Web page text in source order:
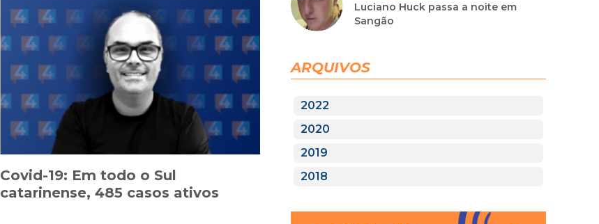
Covid-19: Em todo o Sul
catarinense, 485 casos ativos
Luciano Huck passa a noite em
Sangão
ARQUIVOS
2022
2020
2019
2018